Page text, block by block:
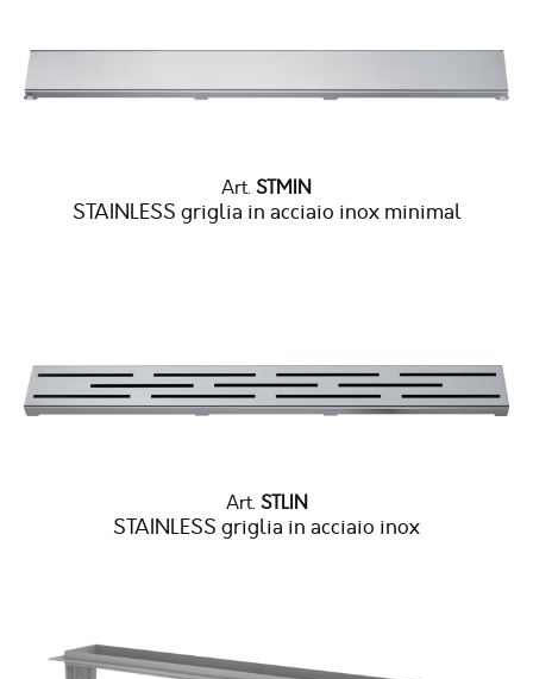
Art. STMIN
STAINLESS griglia in acciaio inox minimal
Art. STLIN
STAINLESS griglia in acciaio inox